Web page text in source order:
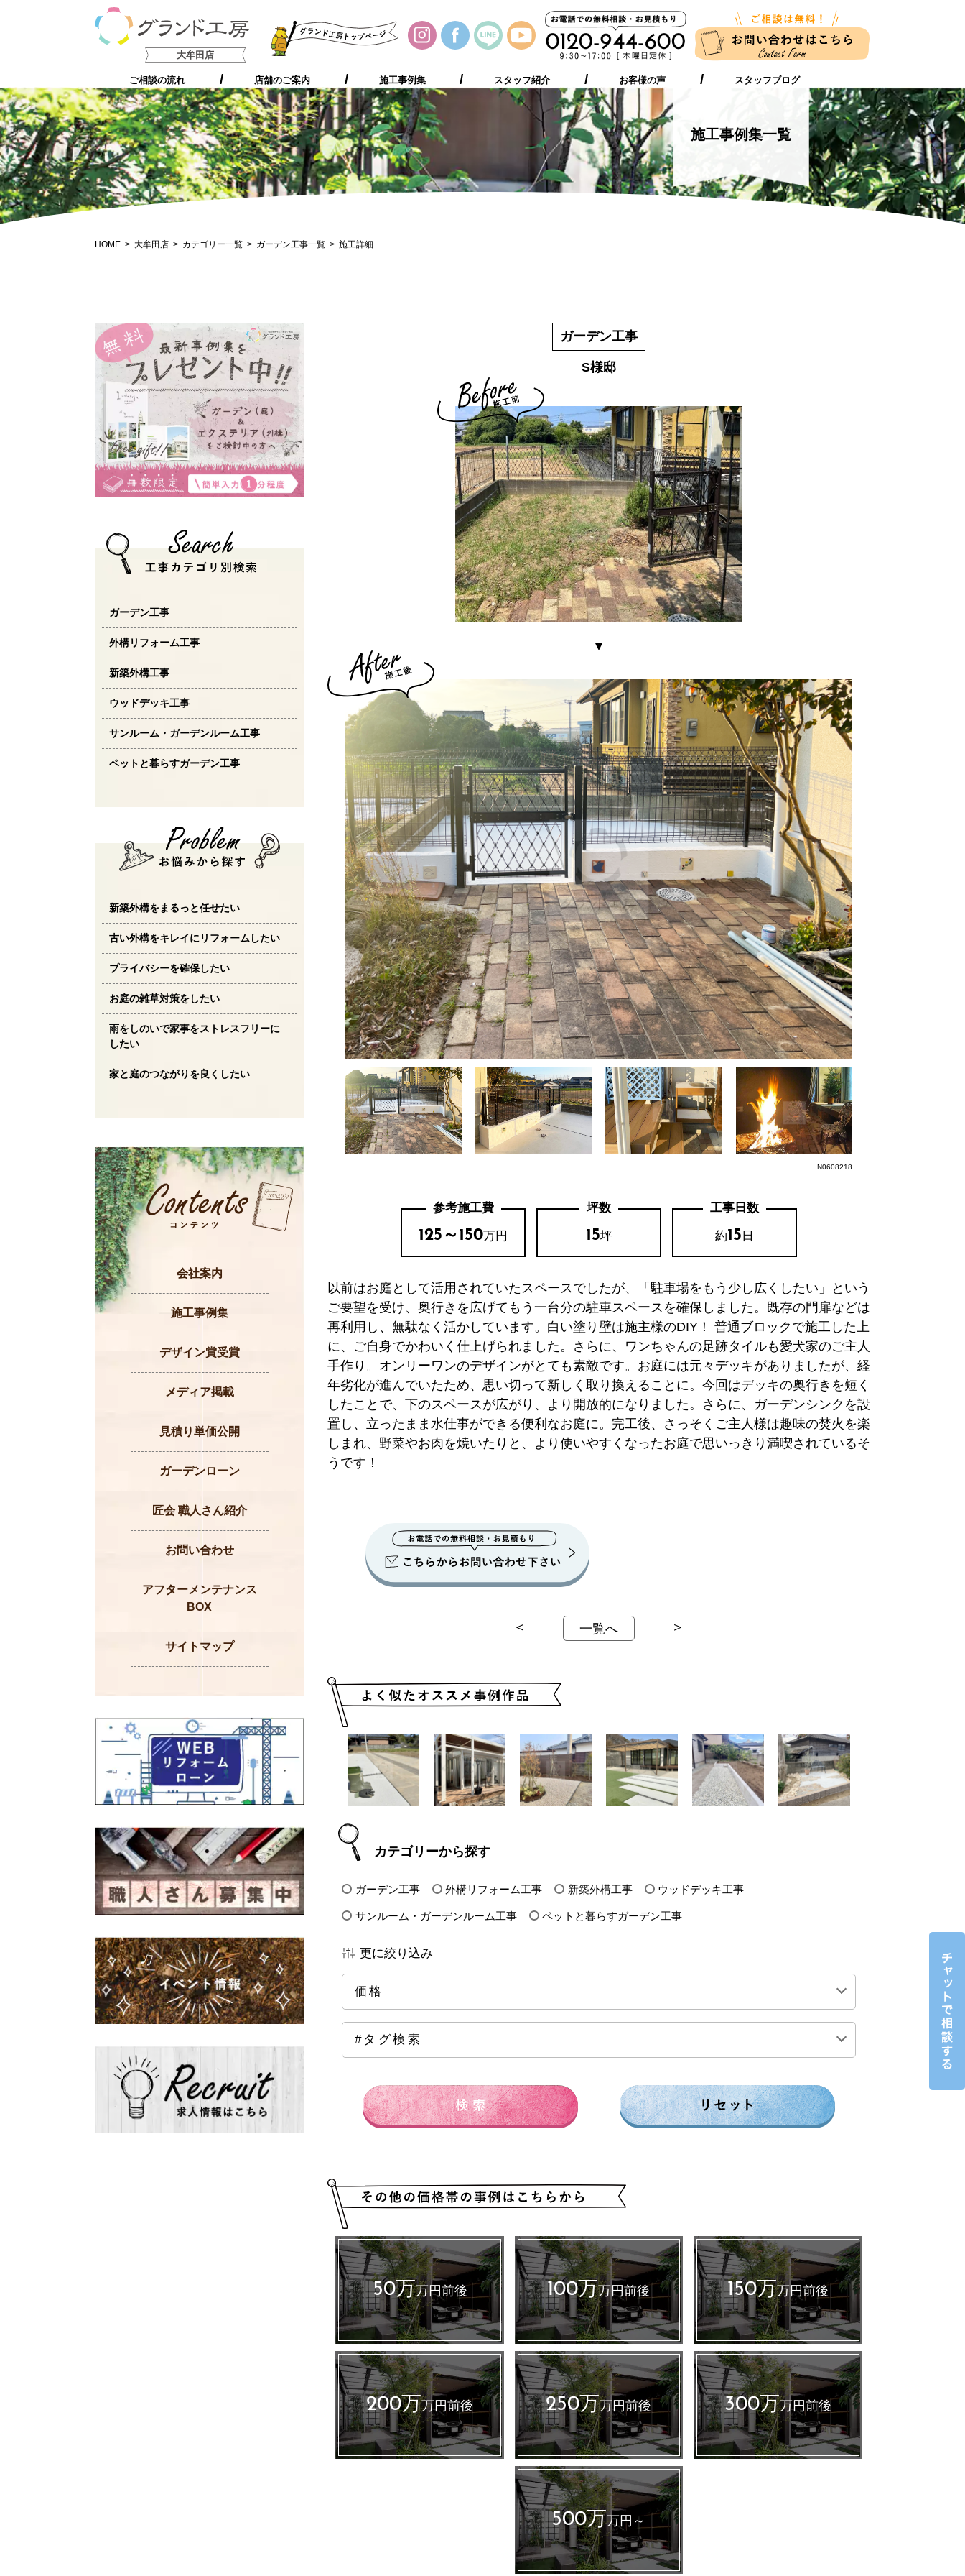
大牟田店
ご相談の流れ 店舗のご案内 施工事例集 スタッフ紹介 お客様の声 スタッフブログ
支持される5つの理由 施工事例集 お客様の声 プレゼント ご相談の流れ
新築に伴う
外構工事をお考えの方へ
ガーデンリフォーム
をお考えの方へ
施工事例集一覧
HOME 大牟田店 カテゴリー一覧 ガーデン工事一覧 施工詳細
ガーデン工事
S様邸
N0608218
参考施工費
125～150万円
坪数
15坪
工事日数
約15 日
以前はお庭として活用されていたスペースでしたが、「駐車場をもう少し広くしたい」という
ご要望を受け、奥行きを広げてもう一台分の駐車スペースを確保しました。既存の門扉などは
再利用し、無駄なく活かしています。白い塗り壁は施主様のDIY！ 普通ブロックで施工した上
に、ご自身でかわいく仕上げられました。さらに、ワンちゃんの足跡タイルも愛犬家のご主人
手作り。オンリーワンのデザインがとても素敵です。お庭には元々デッキがありましたが、経
年劣化が進んでいたため、思い切って新しく取り換えることに。今回はデッキの奥行きを短く
したことで、下のスペースが広がり、より開放的になりました。さらに、ガーデンシンクを設
置し、立ったまま水仕事ができる便利なお庭に。完工後、さっそくご主人様は趣味の焚火を楽
しまれ、野菜やお肉を焼いたりと、より使いやすくなったお庭で思いっきり満喫されているそ
うです！
＜ 一覧へ ＞
カテゴリーから探す
ガーデン工事 外構リフォーム工事 新築外構工事 ウッドデッキ工事
サンルーム・ガーデンルーム工事 ペットと暮らすガーデン工事
更に絞り込み
価格
全ての価格帯
250万円前後 300万円前後 500万円～
#タグ検索
50万万円前後 100万万円前後 150万万円前後
200万万円前後 250万万円前後 300万万円前後
500万万円～
ガーデン工事
外構リフォーム工事
新築外構工事
ウッドデッキ工事
サンルーム・ガーデンルーム工事
ペットと暮らすガーデン工事
新築外構をまるっと任せたい
古い外構をキレイにリフォームしたい
プライバシーを確保したい
お庭の雑草対策をしたい
雨をしのいで家事をストレスフリーに
したい
家と庭のつながりを良くしたい
会社案内
施工事例集
デザイン賞受賞
メディア掲載
見積り単価公開
ガーデンローン
匠会 職人さん紹介
お問い合わせ
アフターメンテナンス
BOX
サイトマップ